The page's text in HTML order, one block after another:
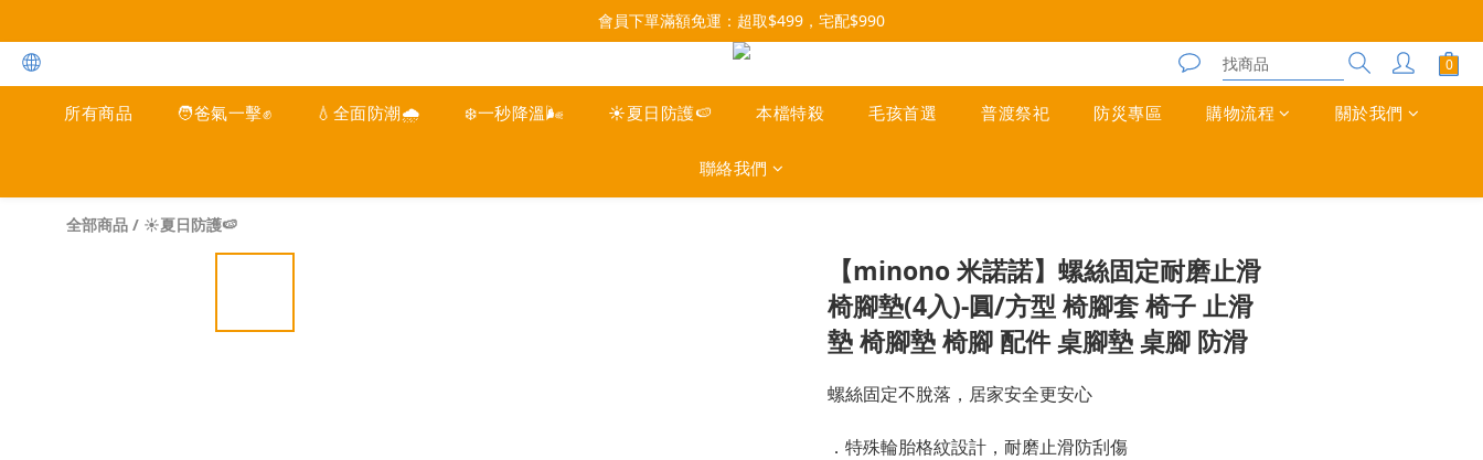
每月9號會員日，消費點數3倍送！把握機會，趕緊下單！
會員下單滿額免運：超取$499，宅配$990
07/28-08/31 爸氣一擊・限時開搶
每月9號會員日，消費點數3倍送！把握機會，趕緊下單！
所有商品 🧑爸氣一擊✊ 💧全面防潮🌧️ ❄️一秒降溫🌬️ ☀️夏日防護🍉 本檔特殺 毛孩首選 普渡祭祀 防災專區 購物流程 關於我們
聯絡我們
全部商品 / ☀️夏日防護🍉
【minono 米諾諾】螺絲固定耐磨止滑
椅腳墊(4入)-圓/方型 椅腳套 椅子 止滑
墊 椅腳墊 椅腳 配件 桌腳墊 桌腳 防滑
螺絲固定不脫落，居家安全更安心
．特殊輪胎格紋設計，耐磨止滑防刮傷